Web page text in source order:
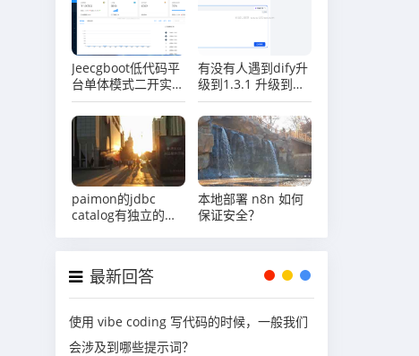
Jeecgboot低代码平
台单体模式二开实战
系列（三）业务实战
添加订单管理菜单
有没有人遇到dify升
级到1.3.1 升级到最
新版本 知识库出问
题的？
paimon的jdbc
catalog有独立的分
本地部署 n8n 如何
保证安全？
最新回答
使用 vibe coding 写代码的时候，一般我们
会涉及到哪些提示词？